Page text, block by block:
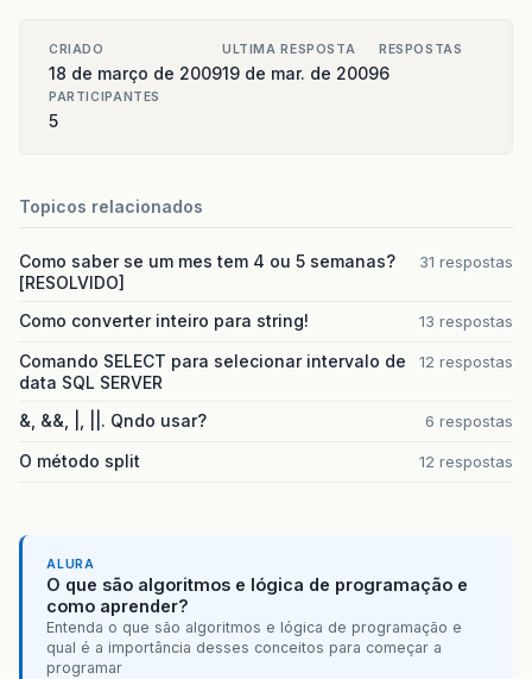
CRIADO
18 de março de 2009
ULTIMA RESPOSTA
19 de mar. de 2009
RESPOSTAS
6
PARTICIPANTES
5
Topicos relacionados
Como saber se um mes tem 4 ou 5 semanas?
[RESOLVIDO]
31 respostas
Como converter inteiro para string! 13 respostas
Comando SELECT para selecionar intervalo de
data SQL SERVER
12 respostas
&, &&, |, ||. Qndo usar? 6 respostas
O método split 12 respostas
ALURA
O que são algoritmos e lógica de programação e
como aprender?
Entenda o que são algoritmos e lógica de programação e
qual é a importância desses conceitos para começar a
programar